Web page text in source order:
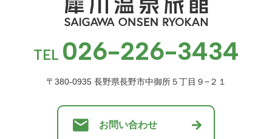
TEL 026-226-3434
〒380-0935 長野県長野市中御所５丁目９−２１
お問い合わせ